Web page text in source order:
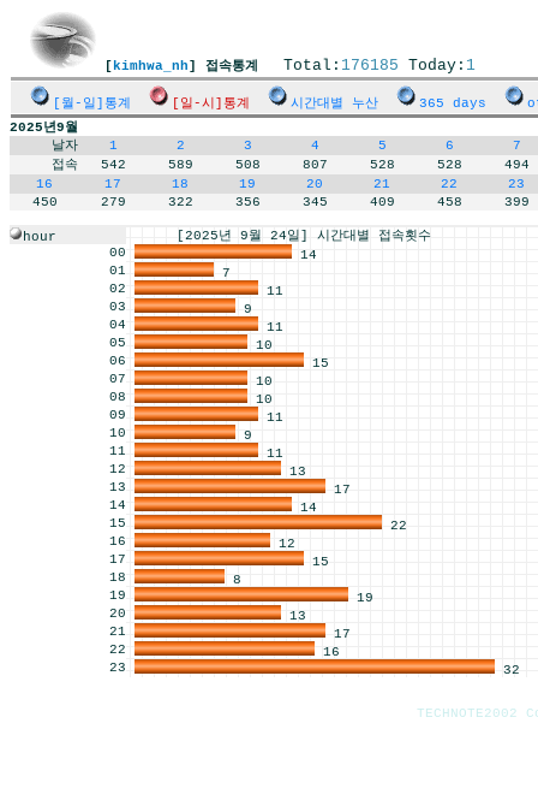
[ kimhwa_nh] 접속통계 Total: 176185 Today: 1
[월-일]통계 [일-시]통계 시간대별 누산 365 days
2025년9월
날자
1 2 3 4 5 6
7
접속
542 589 508 807 528 528
494
16
17 18 19 20 21 22
23
450
279 322 356 345 409 458 399
hour
[2025년 9월 24일] 시간대별 접속횟수
00
14
01
7
02
11
03
9
04
11
05
10
06
15
07
10
08
10
09
11
10
9
11
11
12
13
13
17
14
14
15
22
16
12
17
15
18
8
19
19
20
13
21
17
22
16
23
32